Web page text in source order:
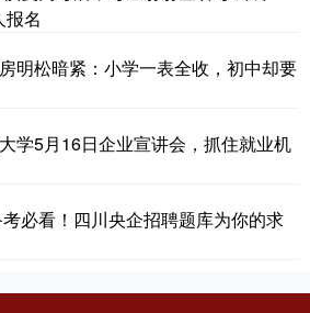
名
明松暗紧：小学一表全收，初中却要
学5月16日企业宣讲会，抓住就业机
必看！四川央企招聘题库为你的求